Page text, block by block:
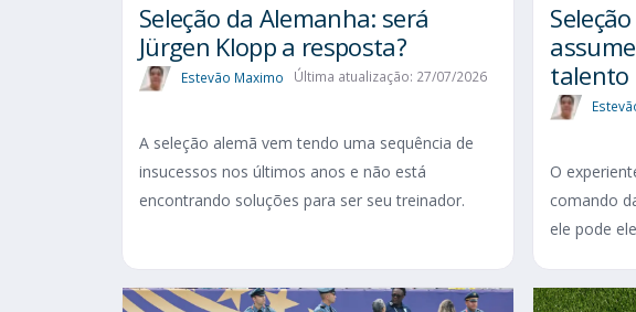
Seleção da Alemanha: será
Jürgen Klopp a resposta?
Estevão Maximo Última atualização: 27/07/2026
A seleção alemã vem tendo uma sequência de
insucessos nos últimos anos e não está
encontrando soluções para ser seu treinador.
talento
O
comando
ele pode